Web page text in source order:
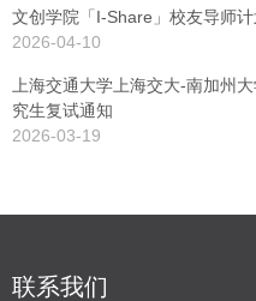
文创学院「I-Share」校友导师
2026-04-10
上海交通大学上海交大-南加州
究生复试通知
2026-03-19
联系我们